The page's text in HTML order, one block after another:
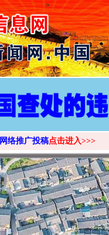
>
网络推广投稿点击进入>>>